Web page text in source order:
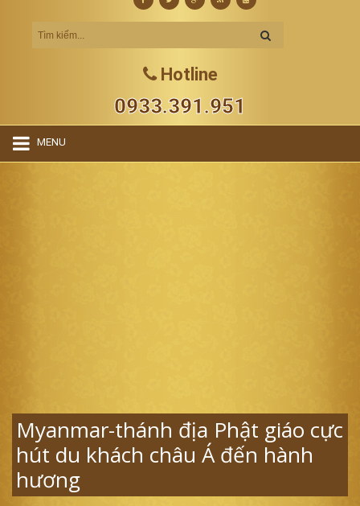
Hotline
0933.391.951
MENU
Myanmar-thánh địa Phật giáo cực
hút du khách châu Á đến hành
hương